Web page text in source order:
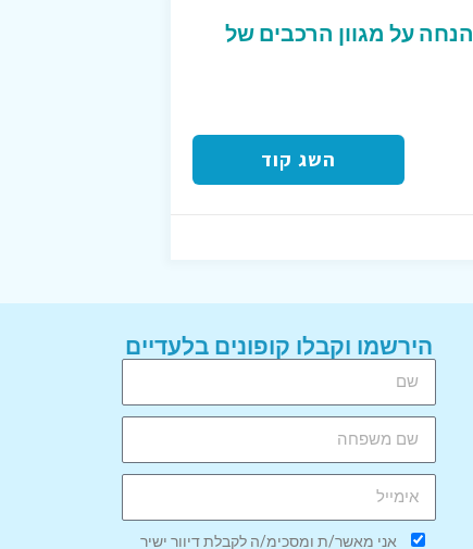
קופון מטורף- קבלו 10% הנחה על מגוון הרכבים של
השג קוד
הירשמו וקבלו קופונים בלעדיים
אני מאשר/ת ומסכימ/ה לקבלת דיוור ישיר